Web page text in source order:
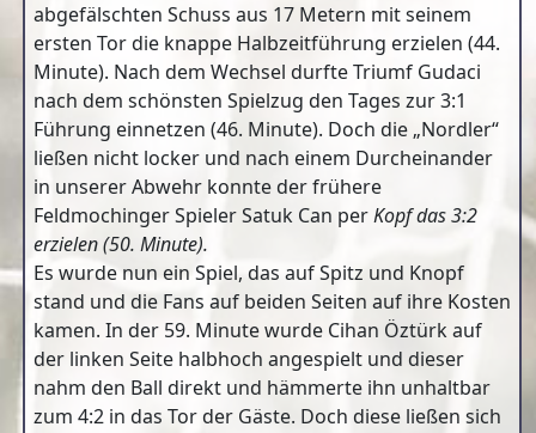
abgefälschten Schuss aus 17 Metern mit seinem
ersten Tor die knappe Halbzeitführung erzielen (44.
Minute). Nach dem Wechsel durfte Triumf Gudaci
nach dem schönsten Spielzug den Tages zur 3:1
Führung einnetzen (46. Minute). Doch die „Nordler“
ließen nicht locker und nach einem Durcheinander
in unserer Abwehr konnte der frühere
Feldmochinger Spieler Satuk Can perKopf das 3:2
erzielen (50. Minute).
Es wurde nun ein Spiel, das auf Spitz und Knopf
stand und die Fans auf beiden Seiten auf ihre Kosten
kamen. In der 59. Minute wurde Cihan Öztürk auf
der linken Seite halbhoch angespielt und dieser
nahm den Ball direkt und hämmerte ihn unhaltbar
zum 4:2 in das Tor der Gäste. Doch diese ließen sich